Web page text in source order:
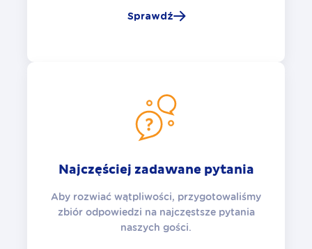
Sprawdź
Najczęściej zadawane pytania
Aby rozwiać wątpliwości, przygotowaliśmy
zbiór odpowiedzi na najczęstsze pytania
naszych gości.